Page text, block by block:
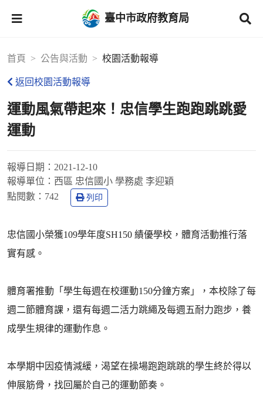
臺中市政府教育局
首頁 公告與活動 校園活動報導
返回校園活動報導
運動風氣帶起來！忠信學生跑跑跳跳愛
運動
報導日期： 2021-12-10
報導單位： 西區 忠信國小 學務處 李迎穎
點閱數： 742 列印
忠信國小榮獲109學年度SH150 績優學校，體育活動推行落
實有感。
體育署推動「學生每週在校運動150分鐘方案」，本校除了每
週二節體育課，還有每週二活力跳繩及每週五耐力跑步，養
成學生規律的運動作息。
本學期中因疫情減緩，渴望在操場跑跑跳跳的學生終於得以
伸展筋骨，找回屬於自己的運動節奏。